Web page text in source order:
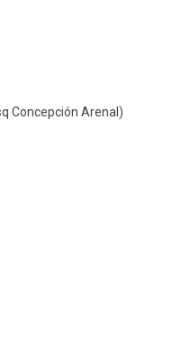
Concepción Arenal)